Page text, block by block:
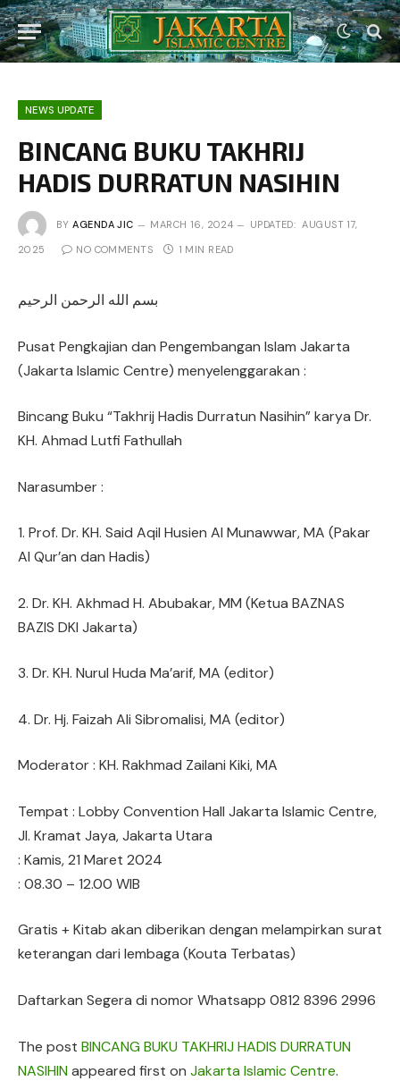
NEWS UPDATE
BINCANG BUKU TAKHRIJ
HADIS DURRATUN NASIHIN
BY AGENDA JIC MARCH 16, 2024 UPDATED: AUGUST 17,
2025 NO COMMENTS 1 MIN READ
بسم الله الرحمن الرحيم
Pusat Pengkajian dan Pengembangan Islam Jakarta
(Jakarta Islamic Centre) menyelenggarakan :
Bincang Buku “Takhrij Hadis Durratun Nasihin” karya Dr.
KH. Ahmad Lutfi Fathullah
Narasumber :
1. Prof. Dr. KH. Said Aqil Husien Al Munawwar, MA (Pakar
Al Qur’an dan Hadis)
2. Dr. KH. Akhmad H. Abubakar, MM (Ketua BAZNAS
BAZIS DKI Jakarta)
3. Dr. KH. Nurul Huda Ma’arif, MA (editor)
4. Dr. Hj. Faizah Ali Sibromalisi, MA (editor)
Moderator : KH. Rakhmad Zailani Kiki, MA
Tempat : Lobby Convention Hall Jakarta Islamic Centre,
Jl. Kramat Jaya, Jakarta Utara
: Kamis, 21 Maret 2024
: 08.30 – 12.00 WIB
Gratis + Kitab akan diberikan dengan melampirkan surat
keterangan dari lembaga (Kouta Terbatas)
Daftarkan Segera di nomor Whatsapp 0812 8396 2996
The post BINCANG BUKU TAKHRIJ HADIS DURRATUN
NASIHINappeared first on Jakarta Islamic Centre.